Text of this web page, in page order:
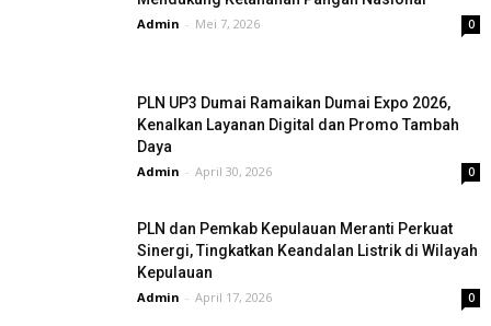
Admin - Mei 7, 2026 0
PLN UP3 Dumai Ramaikan Dumai Expo 2026,
Kenalkan Layanan Digital dan Promo Tambah
Daya
Admin - April 30, 2026 0
PLN dan Pemkab Kepulauan Meranti Perkuat
Sinergi, Tingkatkan Keandalan Listrik di Wilayah
Kepulauan
Admin - April 17, 2026 0